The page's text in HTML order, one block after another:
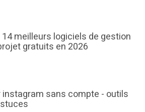
meilleurs logiciels de gestion
gratuits en 2026
instagram sans compte - outils